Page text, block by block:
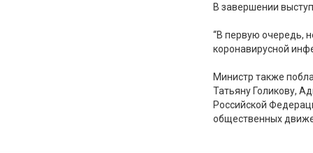
В завершении
“В первую очередь,
коронавирусной
Министр также
Татьяну Голикову,
Российской
общественных